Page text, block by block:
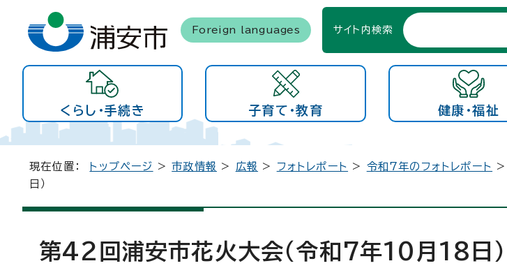
Foreign languages サイト内検索
くらし・手続き 子育て・教育 健康・福祉
現在位置： トップページ >市政情報 > 広報 > フォトレポート > 令和7年のフォトレポート >
日）
第42回浦安市花火大会（令和7年10月18日）